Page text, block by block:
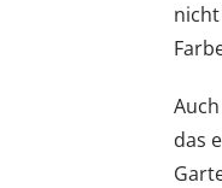
das